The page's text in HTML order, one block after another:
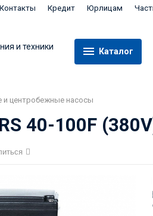
Контакты Кредит Юрлицам
Каталог
и центробежные насосы
40-100F